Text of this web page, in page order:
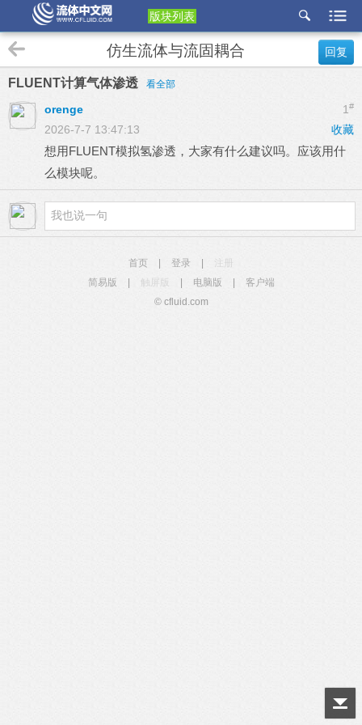
版块列表
etu
p
回复
仿生流体与流固耦合
FLUENT计算气体渗透 看全部
1 #
orenge
收藏
2026-7-7 13:47:13
想用FLUENT模拟氢渗透，大家有什么建议吗。应该用什
么模块呢。
首页 登录
简易版
触屏版 电脑版
客户端
© cfluid.com